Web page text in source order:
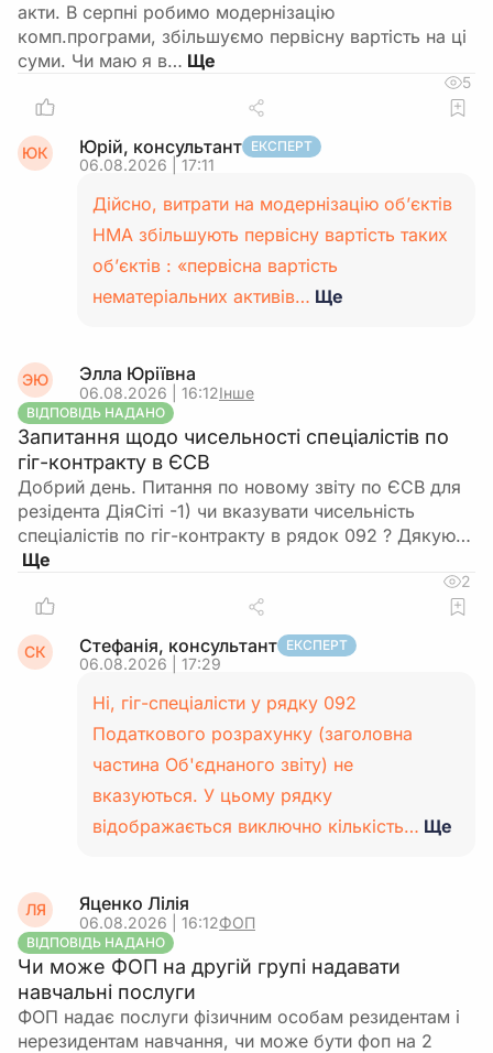
акти. В серпні робимо модернізацію
комп.програми, збільшуємо первісну вартість на ці
суми. Чи маю я в…
5
ЮК Юрій, консультант ЕКСПЕРТ
06.08.2026 | 17:11
Дійсно, витрати на модернізацію об’єктів
НМА збільшують первісну вартість таких
об’єктів : «первісна вартість
нематеріальних активів… Ще
ЭЮ Элла Юріївна
06.08.2026 | 16:12Інше
ВІДПОВІДЬ НАДАНО
Запитання щодо чисельності спеціалістів по
гіг-контракту в ЄСВ
Добрий день. Питання по новому звіту по ЄСВ для
резідента ДіяСіті -1) чи вказувати чисельність
спеціалістів по гіг-контракту в рядок 092 ? Дякую…
2
СК Стефанія, консультант ЕКСПЕРТ
06.08.2026 | 17:29
Ні, гіг-спеціалісти у рядку 092
Податкового розрахунку (заголовна
частина Об'єднаного звіту) не
вказуються. У цьому рядку
відображається виключно кількість… Ще
ЛЯ Яценко Лілія
06.08.2026 | 16:12ФОП
ВІДПОВІДЬ НАДАНО
Чи може ФОП на другій групі надавати
навчальні послуги
ФОП надає послуги фізичним особам резидентам і
нерезидентам навчання, чи може бути фоп на 2